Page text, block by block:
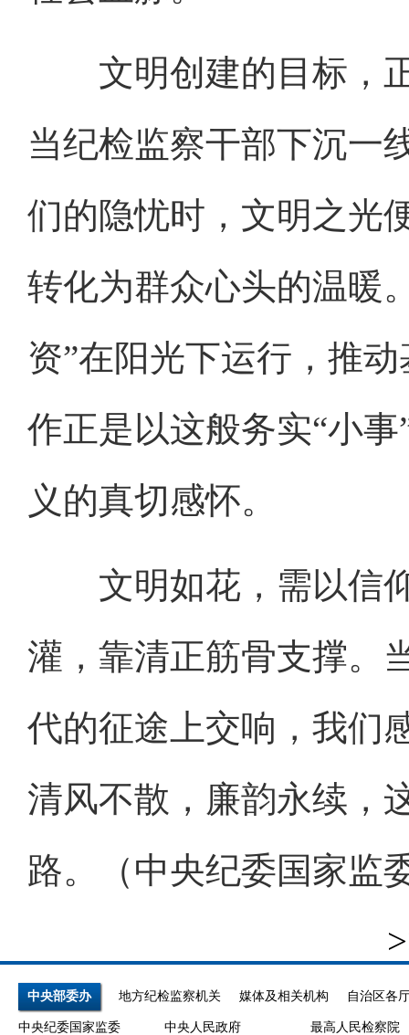
文明创建的目标，正
当纪检监察干部下沉一
们的隐忧时，文明之光
转化为群众心头的温暖
资”在阳光下运行，推
作正是以这般务实“小
义的真切感怀。
文明如花，需以信仰
灌，靠清正筋骨支撑。
代的征途上交响，我们
清风不散，廉韵永续，
路。（中央纪委国家监
中央部委办 地方纪检监察机关 媒体及相关机构 自治区各
中央纪委国家监委 中央人民政府
最高人民检察院